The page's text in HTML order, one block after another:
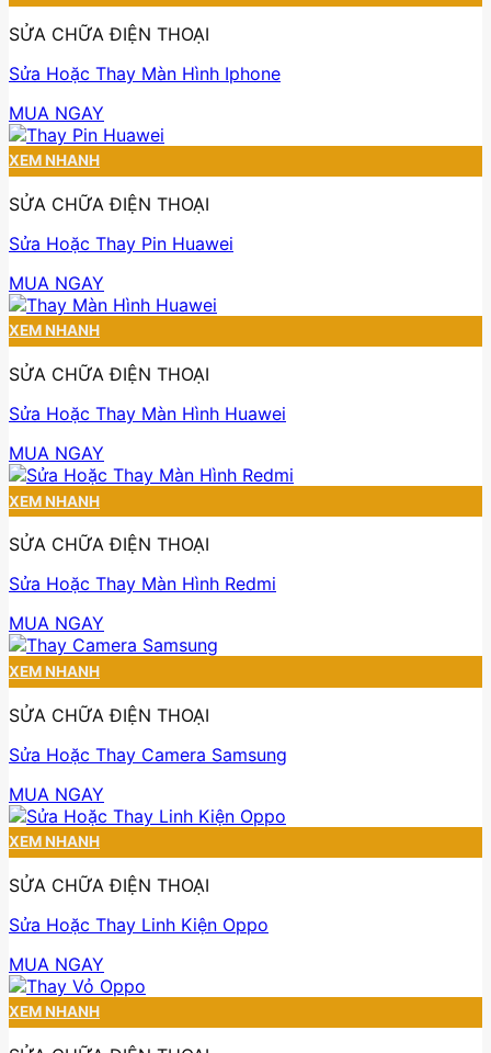
SỬA CHỮA ĐIỆN THOẠI
Sửa Hoặc Thay Màn Hình Iphone
MUA NGAY
XEM NHANH
SỬA CHỮA ĐIỆN THOẠI
Sửa Hoặc Thay Pin Huawei
MUA NGAY
XEM NHANH
SỬA CHỮA ĐIỆN THOẠI
Sửa Hoặc Thay Màn Hình Huawei
MUA NGAY
XEM NHANH
SỬA CHỮA ĐIỆN THOẠI
Sửa Hoặc Thay Màn Hình Redmi
MUA NGAY
XEM NHANH
SỬA CHỮA ĐIỆN THOẠI
Sửa Hoặc Thay Camera Samsung
MUA NGAY
XEM NHANH
SỬA CHỮA ĐIỆN THOẠI
Sửa Hoặc Thay Linh Kiện Oppo
MUA NGAY
XEM NHANH